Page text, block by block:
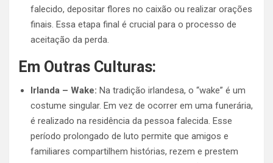
falecido, depositar flores no caixão ou realizar orações
finais. Essa etapa final é crucial para o processo de
aceitação da perda.
Em Outras Culturas:
Irlanda – Wake: Na tradição irlandesa, o “wake” é um
costume singular. Em vez de ocorrer em uma funerária,
é realizado na residência da pessoa falecida. Esse
período prolongado de luto permite que amigos e
familiares compartilhem histórias, rezem e prestem